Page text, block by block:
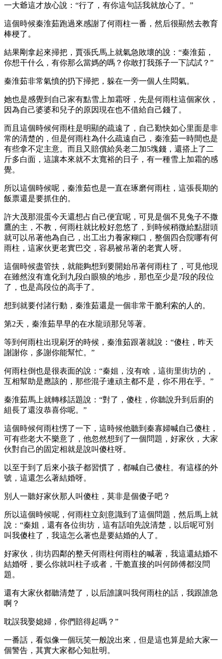
一大爺這才放心說：“行了，有你這句話我就放心了。”
這個時候秦淮茹跑過來感謝了何雨柱一番，然后很顯然去教育
棒梗了。
結果剛拿起來掃把，賈張氏馬上就氣急敗壞的說：“秦淮茹，
你想干什么，有你那么當媽的嗎？你敢打我孫子一下試試？”
秦淮茹非常氣憤的扔下掃把，躲在一旁一個人生悶氣。
她也是感覺到自己家有點雪上加霜呀，先是何雨柱這個家伙，
因為自己婆婆和兒子的原因現在也不借給自己錢了。
而且這個時候何雨柱是明顯的疏遠了，自己勤快如心里面是非
常的清楚的，但是何雨柱為什么疏遠自己，秦淮茹一時間也是
有些拿不定主意。而且又賠償給吳老二加5塊錢，還搭上了二
斤多白面，這讓本來就不太寬裕的日子，有一種雪上加霜的感
覺。
所以這個時候呢，秦淮茹也是一直在琢磨何雨柱，這張長期的
飯票還是要抓住的。
許大茂那混蛋今天還想占自己便宜呢，可見是個不見兔子不撒
鷹的主，不教，何雨柱就比較好忽悠了，到時候稍微給點甜頭
就可以吊著他為自己，出工出力養家糊口，整個四合院哪有何
雨柱，這家伙更老實巴交，容易被吊著的老實人呀。
這個時候盡管扶，就能夠想到要開始吊著何雨柱了，可見他現
在雖然沒有進化到九段白眼狼的地步，那也至少是7段的段位
了，也是高段位的高手了。
想到就要付諸行動，秦淮茹還是一個非常干脆利索的人的。
第2天，秦淮茹早早的在水龍頭那兒等著。
等到何雨柱出現刷牙的時候，秦淮茹跟著就說：“傻柱，昨天
謝謝你，多謝你能幫忙。”
何雨柱倒也是很表面的說：“秦姐，沒有啥，這街里街坊的，
互相幫助是應該的，那些混子連頑主都不是，你不用在乎。”
秦淮茹馬上就轉移話題說：“對了，傻柱，你聽說升到后廚的
組長了還沒恭喜你呢。”
這個時候何雨柱愣了一下，這時候他聽到秦寡婦喊自己傻柱，
可有些老大不樂意了，他忽然想到了一個問題，好家伙，大家
伙對自己的固定相就是說叫傻柱呀。
以至于到了后來小孩子都習慣了，都喊自己傻柱。有這樣的外
號，這還怎么著結婚呀。
別人一聽好家伙那人叫傻柱，莫非是個傻子吧？
所以這個時候呢，何雨柱立刻意識到了這個問題，然后馬上就
說：“秦姐，還有各位街坊，這有話咱先說清楚，以后呢可別
叫我傻柱了，我這怎么著也是要結婚的人了。
好家伙，街坊四鄰的整天何雨柱何雨柱的喊著，我這還結婚不
結婚呀，要么你就叫柱子或者，干脆直接的叫何師傅都沒問
題。
還有大家伙都聽清楚了，以后誰讓叫我何雨柱的話，我跟誰急
啊？
耽誤我娶媳婦，你們賠得起嗎？”
一番話，看似像一個玩笑一般說出來，但是這也算是給大家一
個警告，其實大家都心知肚明。